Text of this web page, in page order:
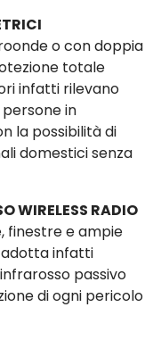
o con doppia
totale
infatti rilevano
in
la possibilità di
domestici senza
WIRELESS RADIO
finestre e ampie
adotta infatti
passivo
di ogni pericolo